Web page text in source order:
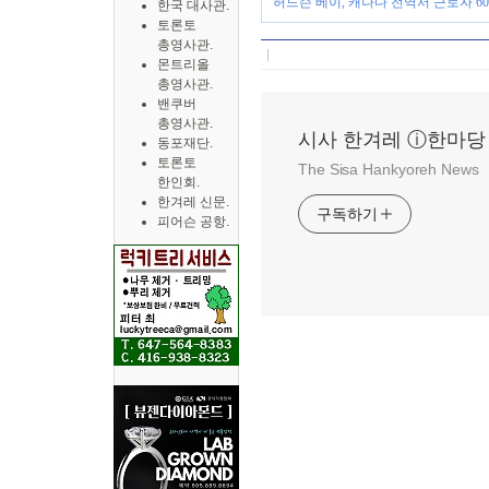
한국 대사관.
토론토
총영사관.
몬트리올
총영사관.
밴쿠버
총영사관.
동포재단.
토론토
한인회.
한겨레 신문.
피어슨 공항.
시사 한겨레 ⓘ한마당
The Sisa Hankyoreh News
구독하기